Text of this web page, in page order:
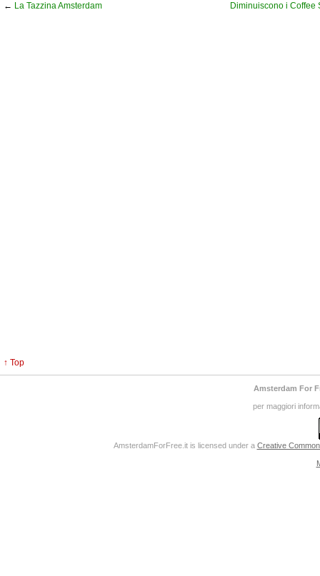
← La Tazzina Amsterdam Diminuiscono i Coffee
↑ Top
Amsterdam For
per maggiori
AmsterdamForFree.itis licensed under a Creative